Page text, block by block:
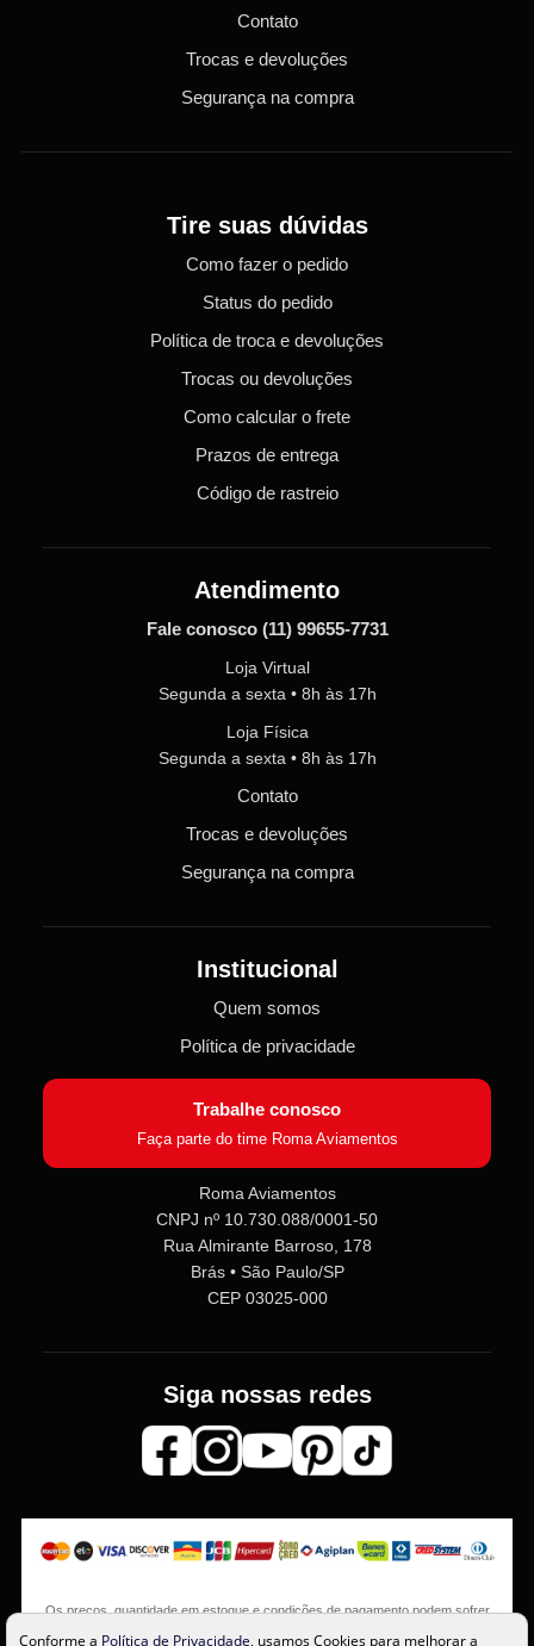
Contato
Trocas e devoluções
Segurança na compra
Tire suas dúvidas
Como fazer o pedido
Status do pedido
Política de troca e devoluções
Trocas ou devoluções
Como calcular o frete
Prazos de entrega
Código de rastreio
Atendimento
Fale conosco (11) 99655-7731
Loja Virtual
Segunda a sexta • 8h às 17h
Loja Física
Segunda a sexta • 8h às 17h
Contato
Trocas e devoluções
Segurança na compra
Institucional
Quem somos
Política de privacidade
Trabalhe conosco
Faça parte do time Roma Aviamentos
Roma Aviamentos
CNPJ nº 10.730.088/0001-50
Rua Almirante Barroso, 178
Brás • São Paulo/SP
CEP 03025-000
Siga nossas redes
Os preços, quantidade em estoque e condições de pagamento podem sofrer
Conforme a Política de Privacidade , usamos Cookies para melhorar a